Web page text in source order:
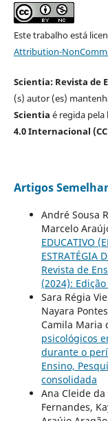
Este trabalho está
Attribution-
Scientia: Revista de
(s) autor (es)
Scientia é regida pela
4.0 Internacional (CC
Artigos
André Sousa
Marcelo
EDUCATIVO
ESTRATÉGIA
Revista de
(2024):
Sara Régia
Nayara
Camila Maria
psicológicos
durante o
Ensino,
consolidada
Ana Cleide
Fernandes,